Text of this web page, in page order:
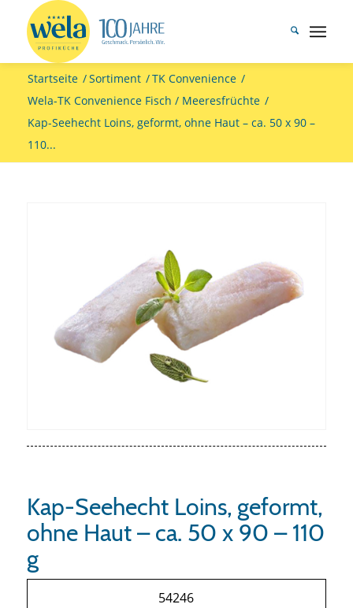
Startseite /Sortiment /TK Convenience /
Wela-TK Convenience Fisch / Meeresfrüchte /
Kap-Seehecht Loins, geformt, ohne Haut – ca. 50 x 90 –
110...
Kap-Seehecht Loins, geformt,
ohne Haut – ca. 50 x 90 – 110
g
54246